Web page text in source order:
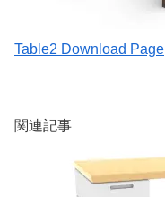
Table2 Download Page
関連記事